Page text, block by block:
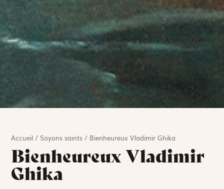
Accueil / Soyons saints / Bienheureux Vladimir Ghika
Bienheureux Vladimir
Ghika